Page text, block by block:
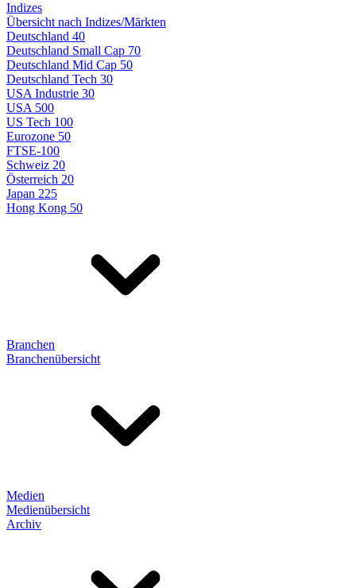
Indizes
Übersicht nach Indizes/Märkten
Deutschland 40
Deutschland Small Cap 70
Deutschland Mid Cap 50
Deutschland Tech 30
USA Industrie 30
USA 500
US Tech 100
Eurozone 50
FTSE-100
Schweiz 20
Österreich 20
Japan 225
Hong Kong 50
Branchen
Branchenübersicht
Medien
Medienübersicht
Archiv